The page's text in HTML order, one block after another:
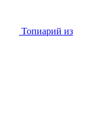
Топиарий из